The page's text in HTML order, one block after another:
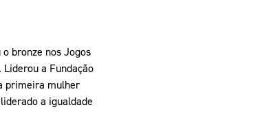
bronze nos Jogos
a Fundação
primeira mulher
a igualdade